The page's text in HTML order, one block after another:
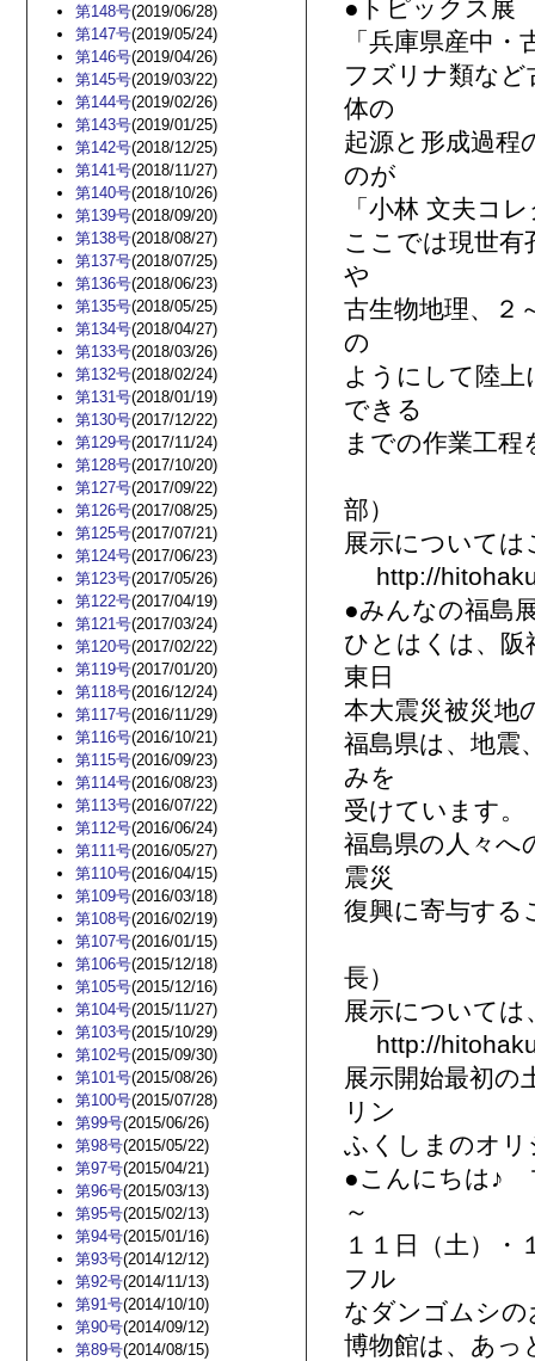
第148号(2019/06/28)
第147号(2019/05/24)
第146号(2019/04/26)
第145号(2019/03/22)
第144号(2019/02/26)
第143号(2019/01/25)
第142号(2018/12/25)
第141号(2018/11/27)
第140号(2018/10/26)
第139号(2018/09/20)
第138号(2018/08/27)
第137号(2018/07/25)
第136号(2018/06/23)
第135号(2018/05/25)
第134号(2018/04/27)
第133号(2018/03/26)
第132号(2018/02/24)
第131号(2018/01/19)
第130号(2017/12/22)
第129号(2017/11/24)
第128号(2017/10/20)
第127号(2017/09/22)
第126号(2017/08/25)
第125号(2017/07/21)
第124号(2017/06/23)
第123号(2017/05/26)
第122号(2017/04/19)
第121号(2017/03/24)
第120号(2017/02/22)
第119号(2017/01/20)
第118号(2016/12/24)
第117号(2016/11/29)
第116号(2016/10/21)
第115号(2016/09/23)
第114号(2016/08/23)
第113号(2016/07/22)
第112号(2016/06/24)
第111号(2016/05/27)
第110号(2016/04/15)
第109号(2016/03/18)
第108号(2016/02/19)
第107号(2016/01/15)
第106号(2015/12/18)
第105号(2015/12/16)
第104号(2015/11/27)
第103号(2015/10/29)
第102号(2015/09/30)
第101号(2015/08/26)
第100号(2015/07/28)
第99号(2015/06/26)
第98号(2015/05/22)
第97号(2015/04/21)
第96号(2015/03/13)
第95号(2015/02/13)
第94号(2015/01/16)
第93号(2014/12/12)
第92号(2014/11/13)
第91号(2014/10/10)
第90号(2014/09/12)
第89号(2014/08/15)
●トピックス展
「兵庫県産中
フズリナ類など
体の
起源と形成過程
のが
「小林 文夫コ
ここでは現世
や
古生物地理、２
の
ようにして陸
できる
までの作業工
部）
展示について
http://
●みんなの福島
ひとはくは、阪
東日
本大震災被災地
福島県は、地震
みを
受けています。
福島県の人々へ
震災
復興に寄与する
長）
展示について
http://
展示開始最初の
リン
ふくしまのオ
●こんにちは♪
～
１１日（土）
フル
なダンゴムシ
博物館は、あっ